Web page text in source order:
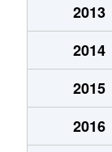
澄川２条
澄川２条
澄川２条
澄川２条
2013
2014
2015
2016